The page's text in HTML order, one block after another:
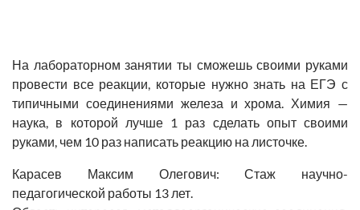
На лабораторном занятии ты сможешь своими руками
провести все реакции, которые нужно знать на ЕГЭ с
типичными соединениями железа и хрома. Химия —
наука, в которой лучше 1 раз сделать опыт своими
руками, чем 10 раз написать реакцию на листочке.
Карасев Максим Олегович: Стаж научно-
педагогической работы 13 лет.